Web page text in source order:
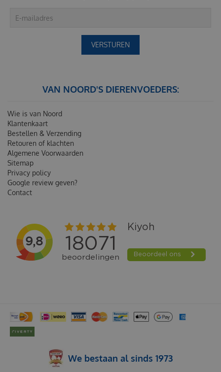
VAN NOORD'S DIERENVOEDERS:
Wie is van Noord
Klantenkaart
Bestellen & Verzending
Retouren of klachten
Algemene Voorwaarden
Sitemap
Privacy policy
Google review geven?
Contact
We bestaan al sinds 1973